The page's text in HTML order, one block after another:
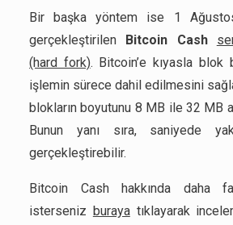
Bir başka yöntem ise 1
gerçekleştirilen Bitcoin Cash
(hard fork). Bitcoin’e kıyasla blok
işlemin sürece dahil edilmesini
blokların boyutunu 8 MB ile 32 MB
Bunun yanı sıra, saniyede
gerçekleştirebilir.
Bitcoin Cash hakkında daha
isterseniz burayatıklayarak